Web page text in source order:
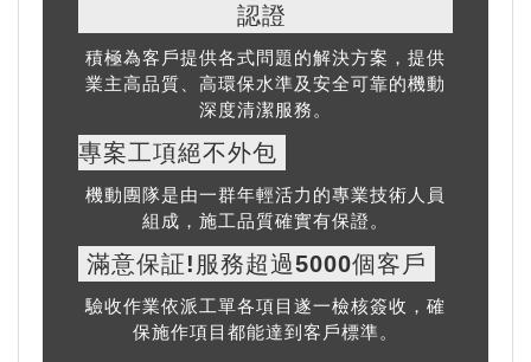
認證
積極為客戶提供各式問題的解決方案，提供
業主高品質、高環保水準及安全可靠的機動
深度清潔服務。
專案工項絕不外包
機動團隊是由一群年輕活力的專業技術人員
組成，施工品質確實有保證。
滿意保証!服務超過5000個客戶
驗收作業依派工單各項目遂一檢核簽收，確
保施作項目都能達到客戶標準。